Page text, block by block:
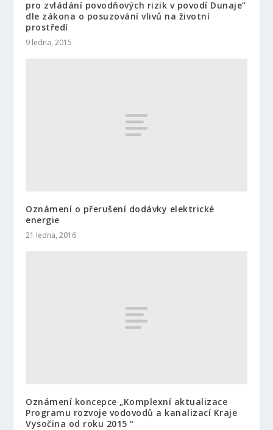
pro zvládání povodňových rizik v povodí Dunaje“
dle zákona o posuzování vlivů na životní
prostředí
9 ledna, 2015
Oznámení o přerušení dodávky elektrické
energie
21 ledna, 2016
Oznámení koncepce „Komplexní aktualizace
Programu rozvoje vodovodů a kanalizací Kraje
Vysočina od roku 2015 “